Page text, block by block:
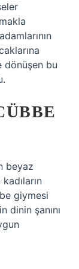
dönüşen bu
beyaz
giymesi
dinin şanını